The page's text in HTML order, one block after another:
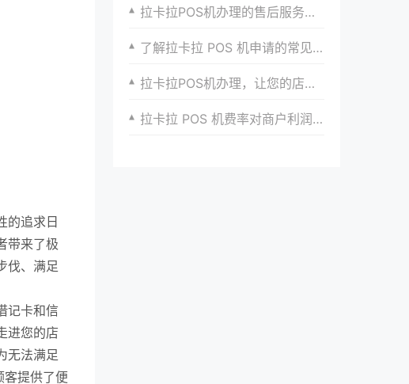
的追求日
带来了极
伐、满足
记卡和信
进您的店
无法满足
客提供了便
拉卡拉POS机办理的售后服务保障
了解拉卡拉 POS 机申请的常见问题
拉卡拉POS机办理，让您的店铺交易更加快捷
拉卡拉 POS 机费率对商户利润的影响